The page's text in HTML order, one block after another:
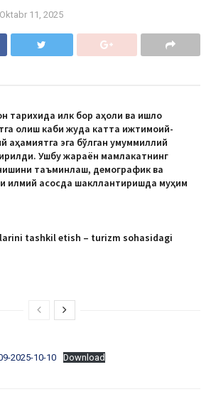
Oktabr 11, 2025
тарихида илк бор аҳоли ва қишлоқ
олиш каби жуда катта ижтимоий-
аҳамиятга эга бўлган умуммиллий
Ушбу жараён мамлакатнинг
таъминлаш, демографик ва
илмий асосда шакллантиришда муҳим
tashkil etish – turizm sohasidagi
2025-10-10 Download